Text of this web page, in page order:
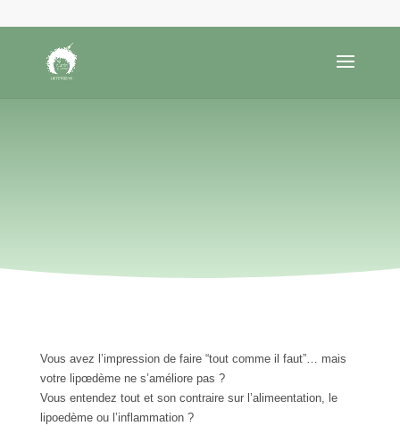
Vous avez l’impression de faire “tout comme il faut”… mais
votre lipœdème ne s’améliore pas ?
Vous entendez tout et son contraire sur l’alimeentation, le
lipoedème ou l’inflammation ?